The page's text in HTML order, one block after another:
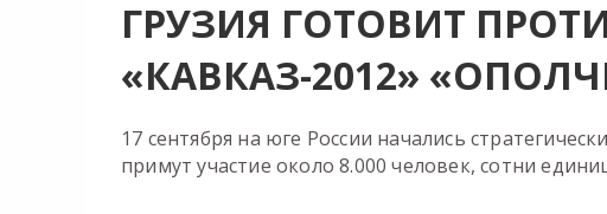
ГРУЗИЯ ГОТОВИТ
«КАВКАЗ-2012»
17 сентября на юге России начались
примут участие около 8.000 человек, сотни